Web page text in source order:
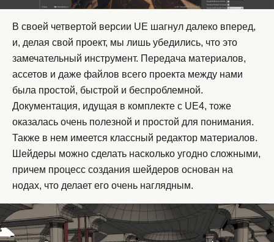
В своей четвертой версии UE шагнул далеко вперед,
и, делая свой проект, мы лишь убедились, что это
замечательный инструмент. Передача материалов,
ассетов и даже файлов всего проекта между нами
была простой, быстрой и беспроблемной.
Документация, идущая в комплекте с UE4, тоже
оказалась очень полезной и простой для понимания.
Также в нем имеется классный редактор материалов.
Шейдеры можно сделать насколько угодно сложными,
причем процесс создания шейдеров основан на
нодах, что делает его очень наглядным.